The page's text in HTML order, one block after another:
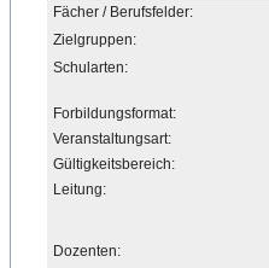
Fächer / Berufsfelder:
Zielgruppen:
Schularten:
Forbildungsformat:
Veranstaltungsart:
Gültigkeitsbereich:
Leitung:
Dozenten: